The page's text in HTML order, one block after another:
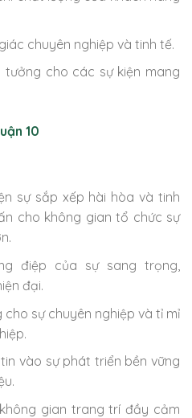
chuyên nghiệp và tinh tế.
tưởng cho các sự kiện mang
10
sự sắp xếp hài hòa và tinh
cho không gian tổ chức sự
điệp của sự sang trọng,
đại.
cho sự chuyên nghiệp và tỉ mỉ
vào sự phát triển bền vững
gian trang trí đầy cảm